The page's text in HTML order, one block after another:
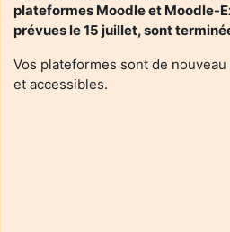
plateformes Moodle et Moodle-
prévues le 15 juillet, sont
Vos plateformes sont de
et accessibles.
required
utilisateurs anonymes ne
Veuillez vous connecter
continuer.